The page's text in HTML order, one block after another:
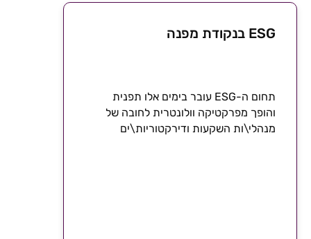
ESG בנקודת מפנה
תחום ה-ESG עובר בימים אלו תפנית
והופך מפרקטיקה וולונטרית לחובה של
מנהלי\ות השקעות ודירקטוריות\ים